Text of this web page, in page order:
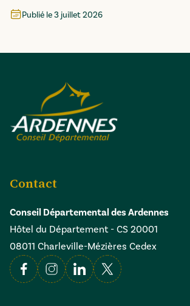
Publié le3 juillet 2026
Contact
Conseil Départemental des Ardennes
Hôtel du Département - CS 20001
08011 Charleville-Mézières Cedex
FacebookInstagramLinkedin
X